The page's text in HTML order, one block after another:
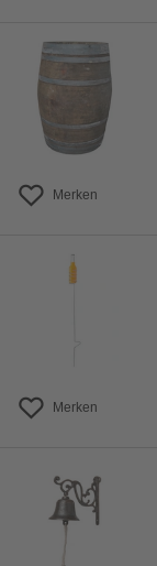
Merken
Merken